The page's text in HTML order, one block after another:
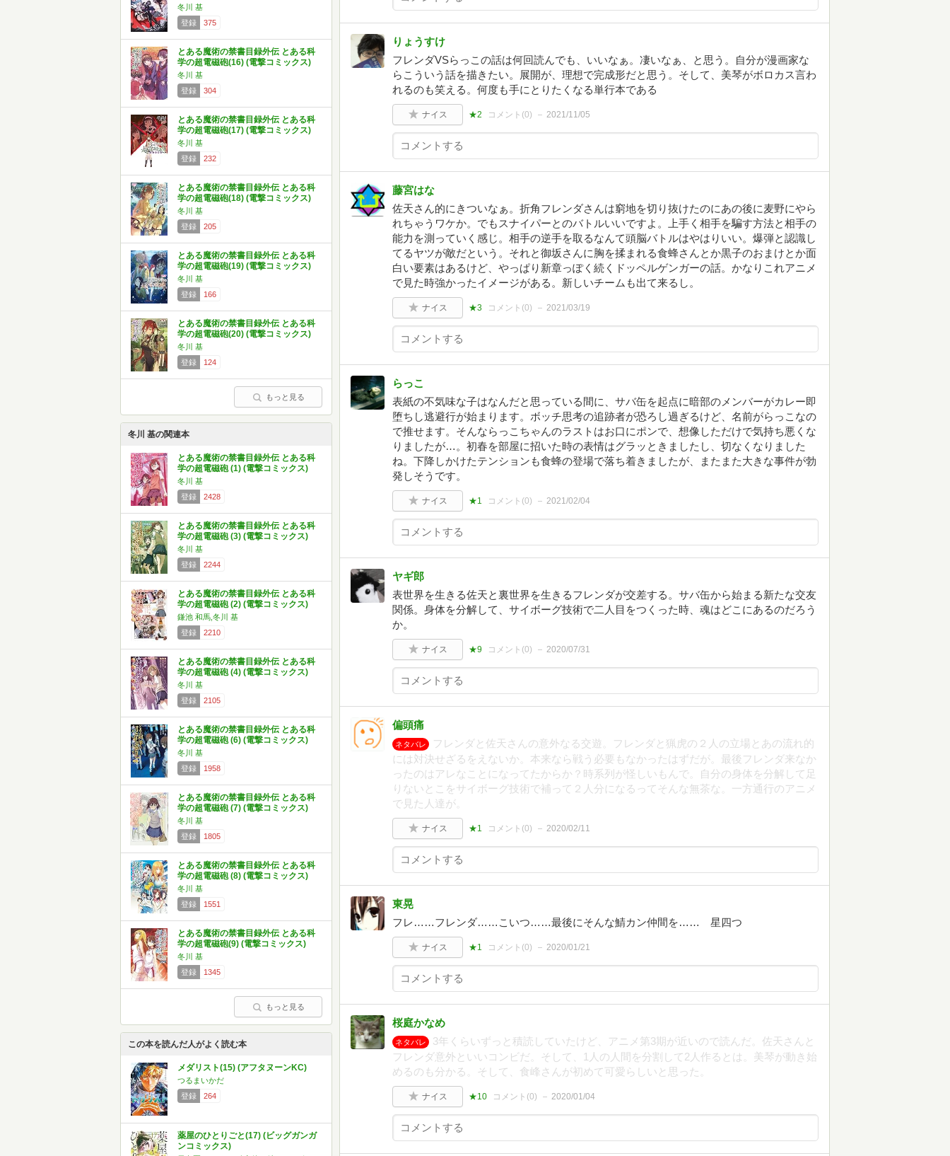
冬川 基
登録
375
とある魔術の禁書目録外伝 とある科
学の超電磁砲(16) (電撃コミックス)
冬川 基
登録
304
とある魔術の禁書目録外伝 とある科
学の超電磁砲(17) (電撃コミックス)
冬川 基
登録
232
とある魔術の禁書目録外伝 とある科
学の超電磁砲(18) (電撃コミックス)
冬川 基
登録
205
とある魔術の禁書目録外伝 とある科
学の超電磁砲(19) (電撃コミックス)
冬川 基
登録
166
とある魔術の禁書目録外伝 とある科
学の超電磁砲(20) (電撃コミックス)
冬川 基
登録
124
もっと見る
冬川 基の関連本
とある魔術の禁書目録外伝 とある科
学の超電磁砲 (1) (電撃コミックス)
冬川 基
登録
2428
とある魔術の禁書目録外伝 とある科
学の超電磁砲 (3) (電撃コミックス)
冬川 基
登録
2244
とある魔術の禁書目録外伝 とある科
学の超電磁砲 (2) (電撃コミックス)
鎌池 和馬,冬川 基
登録
2210
とある魔術の禁書目録外伝 とある科
学の超電磁砲 (4) (電撃コミックス)
冬川 基
登録
2105
とある魔術の禁書目録外伝 とある科
学の超電磁砲 (6) (電撃コミックス)
冬川 基
登録
1958
とある魔術の禁書目録外伝 とある科
学の超電磁砲 (7) (電撃コミックス)
冬川 基
登録
1805
とある魔術の禁書目録外伝 とある科
学の超電磁砲 (8) (電撃コミックス)
冬川 基
登録
1551
とある魔術の禁書目録外伝 とある科
学の超電磁砲(9) (電撃コミックス)
冬川 基
登録
1345
もっと見る
この本を読んだ人がよく読む本
メダリスト(15) (アフタヌーンKC)
つるまいかだ
登録
264
薬屋のひとりごと(17) (ビッグガンガ
ンコミックス)
りょうすけ
フレンダVSらっこの話は何回読んでも、いいなぁ。凄いなぁ、と思う。自分が漫画家な
らこういう話を描きたい。展開が、理想で完成形だと思う。そして、美琴がボロカス言わ
れるのも笑える。何度も手にとりたくなる単行本である
ナイス ★2 コメント(0) 2021/11/05
藤宮はな
佐天さん的にきついなぁ。折角フレンダさんは窮地を切り抜けたのにあの後に麦野にやら
れちゃうワケか。でもスナイパーとのバトルいいですよ。上手く相手を騙す方法と相手の
能力を測っていく感じ。相手の逆手を取るなんて頭脳バトルはやはりいい。爆弾と認識し
てるヤツが敵だという。それと御坂さんに胸を揉まれる食蜂さんとか黒子のおまけとか面
白い要素はあるけど、やっぱり新章っぽく続くドッペルゲンガーの話。かなりこれアニメ
で見た時強かったイメージがある。新しいチームも出て来るし。
ナイス ★3 コメント(0) 2021/03/19
らっこ
表紙の不気味な子はなんだと思っている間に、サバ缶を起点に暗部のメンバーがカレー即
堕ちし逃避行が始まります。ボッチ思考の追跡者が恐ろし過ぎるけど、名前がらっこなの
で推せます。そんならっこちゃんのラストはお口にポンで、想像しただけで気持ち悪くな
りましたが…。初春を部屋に招いた時の表情はグラッときましたし、切なくなりました
ね。下降しかけたテンションも食蜂の登場で落ち着きましたが、またまた大きな事件が勃
発しそうです。
ナイス ★1 コメント(0) 2021/02/04
ヤギ郎
表世界を生きる佐天と裏世界を生きるフレンダが交差する。サバ缶から始まる新たな交友
関係。身体を分解して、サイボーグ技術で二人目をつくった時、魂はどこにあるのだろう
か。
ナイス ★9 コメント(0) 2020/07/31
偏頭痛
ネタバレ
フレンダと佐天さんの意外なる交遊。フレンダと猟虎の２人の立場とあの流れ的
には対決せざるをえないか。本来なら戦う必要もなかったはずだが。最後フレンダ来なか
ったのはアレなことになってたからか？時系列が怪しいもんで。自分の身体を分解して足
りないとこをサイボーグ技術で補って２人分になるってそんな無茶な。一方通行のアニメ
で見た人達が。
ナイス ★1 コメント(0) 2020/02/11
東晃
フレ……フレンダ……こいつ……最後にそんな鯖カン仲間を…… 星四つ
ナイス ★1 コメント(0) 2020/01/21
桜庭かなめ
ネタバレ
3年くらいずっと積読していたけど、アニメ第3期が近いので読んだ。佐天さんと
フレンダ意外といいコンビだ。そして、1人の人間を分割して2人作るとは。美琴が動き始
めるのも分かる。そして、食峰さんが初めて可愛らしいと思った。
ナイス ★10 コメント(0) 2020/01/04